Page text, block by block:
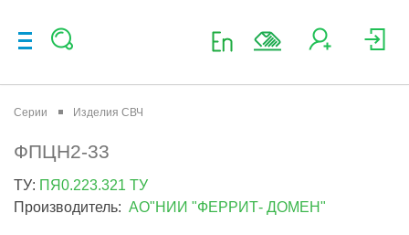
Серии Изделия СВЧ
ФПЦН2-33
ТУ: ПЯ0.223.321 ТУ
Производитель: АО"НИИ "ФЕРРИТ- ДОМЕН"